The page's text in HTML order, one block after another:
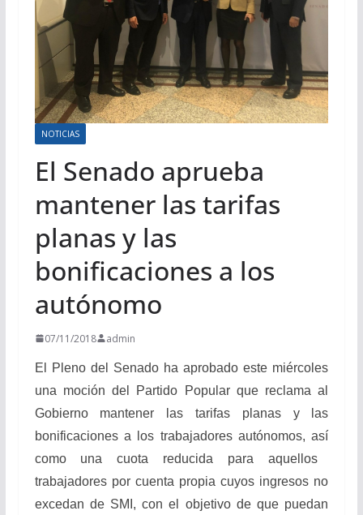
NOTICIAS
El Senado aprueba
mantener las tarifas
planas y las
bonificaciones a los
autónomo
07/11/2018 admin
El Pleno del Senado ha aprobado este miércoles
una moción del Partido Popular que reclama al
Gobierno mantener las tarifas planas y las
bonificaciones a los trabajadores autónomos, así
como una cuota reducida para aquellos
trabajadores por cuenta propia cuyos ingresos no
excedan de SMI, con el objetivo de que puedan